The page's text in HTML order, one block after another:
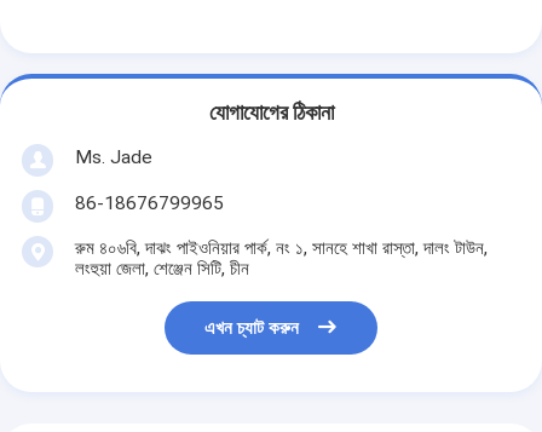
আসবাবপত্রের হ্যান্ডল এবং বোতাম
যোগাযোগের ঠিকানা
Ms. Jade
86-18676799965
রুম ৪০৬বি, দাঝং পাইওনিয়ার পার্ক, নং ১, সানহে শাখা রাস্তা, দালং টাউন,
লংহুয়া জেলা, শেঞ্জেন সিটি, চীন
এখন চ্যাট করুন